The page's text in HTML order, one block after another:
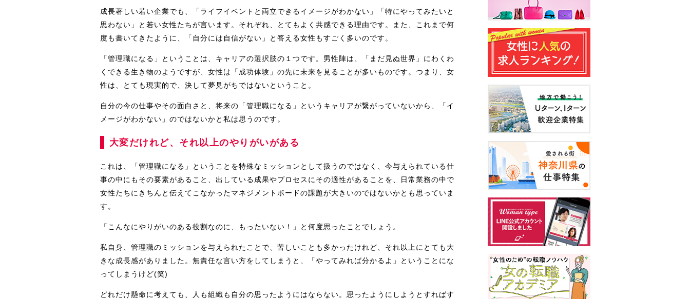
成長著しい若い企業でも、「ライフイベントと両立できるイメージがわかない」「特にやってみたいと
思わない」と若い女性たちが言います。それぞれ、とてもよく共感できる理由です。また、これまで何
度も書いてきたように、「自分には自信がない」と答える女性もすごく多いのです。
「管理職になる」ということは、キャリアの選択肢の１つです。男性陣は、「まだ見ぬ世界」にわくわ
くできる生き物のようですが、女性は「成功体験」の先に未来を見ることが多いものです。つまり、女
性は、とても現実的で、決して夢見がちではないということ。
自分の今の仕事やその面白さと、将来の「管理職になる」というキャリアが繋がっていないから、「イ
メージがわかない」のではないかと私は思うのです。
大変だけれど、それ以上のやりがいがある
これは、「管理職になる」ということを特殊なミッションとして扱うのではなく、今与えられている仕
事の中にもその要素があること、出している成果やプロセスにその適性があることを、日常業務の中で
女性たちにきちんと伝えてこなかったマネジメントボードの課題が大きいのではないかとも思っていま
す。
「こんなにやりがいのある役割なのに、もったいない！」と何度思ったことでしょう。
私自身、管理職のミッションを与えられたことで、苦しいことも多かったけれど、それ以上にとても大
きな成長感がありました。無責任な言い方をしてしまうと、「やってみれば分かるよ」ということにな
ってしまうけど(笑)
どれだけ懸命に考えても、人も組織も自分の思ったようにはならない。思ったようにしようとすればす
#アーティスト
#イベント
#面接
#起業
#健康
#年収・給与
#休み方
#出産
#試写会
#転職経験者
#自己分析
#営業
#転職ニュース
#未経験
#結婚
#芸人
#リスキリング
#アスリート
#子育て
#30代の転職
#チームビルディング
#お金
#リモートワーク
#パラレルキャリア
#生産性アップ
#恋愛
#不妊治療
#人事
#アナウンサー
#やまざきひとみ
#AI
#スタートアップ
#事務
#地方移住
#40代の転職
#書類選考
#政治
#インサイドセールス
#占い
#副業
#フリーランス
#サイン本
#横浜市交通局
#資格
#英語
#タスク管理
#国際女性デー
#メルカリ
#読書
#源氏物語
#販売
#落語家
#熱中症
#中野円佳
#生理